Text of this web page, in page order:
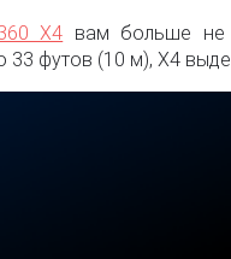
X4 вам больше не
футов (10 м), X4